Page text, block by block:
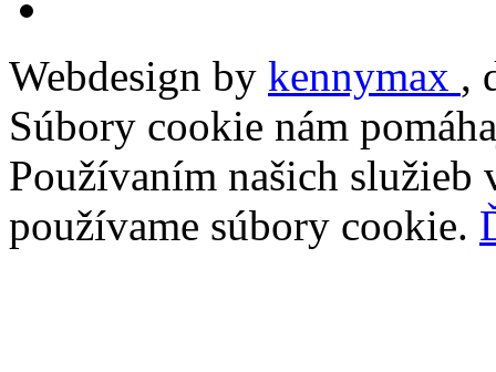
Webdesign by kennymax ,
Súbory cookie nám
Používaním našich služieb
používame súbory cookie.